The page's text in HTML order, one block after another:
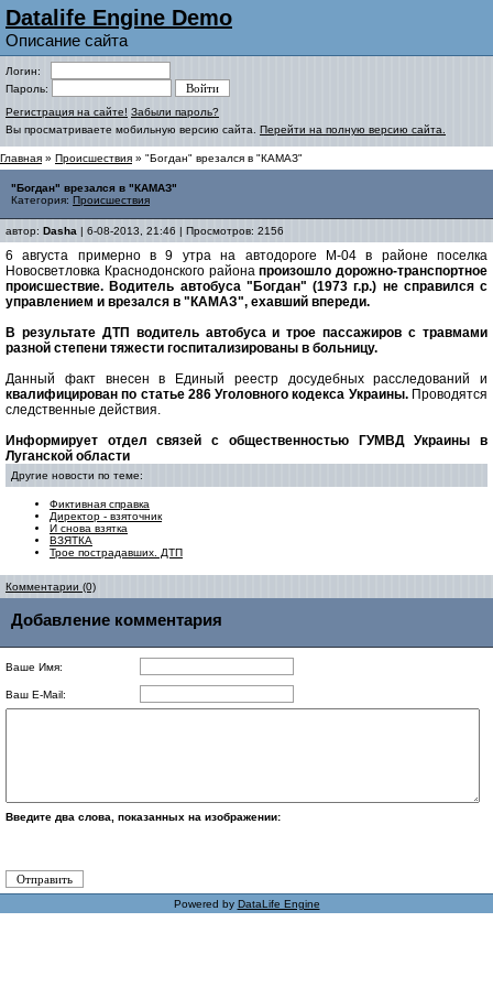
Datalife Engine Demo
Описание сайта
Логин:
Пароль:
Регистрация на сайте! Забыли пароль?
Вы просматриваете мобильную версию сайта. Перейти на полную версию сайта.
Главная » Происшествия » "Богдан" врезался в "КАМАЗ"
"Богдан" врезался в "КАМАЗ"
Категория: Происшествия
автор: Dasha | 6-08-2013, 21:46 | Просмотров: 2156
6 августа примерно в 9 утра на автодороге М-04 в районе поселка
Новосветловка Краснодонского районапроизошло дорожно-транспортное
происшествие. Водитель автобуса "Богдан" (1973 г.р.) не справился с
управлением и врезался в "КАМАЗ", ехавший впереди.
В результате ДТП водитель автобуса и трое пассажиров с травмами
разной степени тяжести госпитализированы в больницу.
Данный факт внесен в Единый реестр досудебных расследований и
квалифицирован по статье 286 Уголовного кодекса Украины.Проводятся
следственные действия.
Информирует отдел связей с общественностью ГУМВД Украины в
Луганской области
Другие новости по теме:
Фиктивная справка
Директор - взяточник
И снова взятка
ВЗЯТКА
Трое пострадавших. ДТП
Комментарии (0)
Добавление комментария
Ваше Имя:
Ваш E-Mail:
Введите два слова, показанных на изображении:
Powered by DataLife Engine